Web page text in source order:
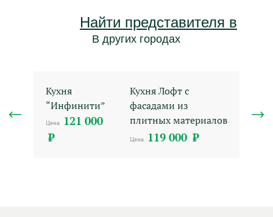
Найти представителя в
В других городах
Кухня
“Инфинити”
Цена 121 000
₽
Кухня Лофт с
фасадами из
плитных материалов
Цена 119 000 ₽